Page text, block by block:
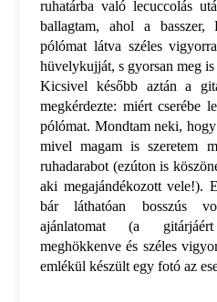
ruhatárba való lecuccolás
ballagtam, ahol a
pólómat látva széles
hüvelykujját, s gyorsan meg
Kicsivel később aztán a
megkérdezte: miért cserébe
pólómat. Mondtam neki, hogy
mivel magam is szeretem
ruhadarabot (ezúton is
aki megajándékozott vele!).
bár láthatóan bosszús
ajánlatomat (a
meghökkenve és széles
emlékül készült egy fotó az